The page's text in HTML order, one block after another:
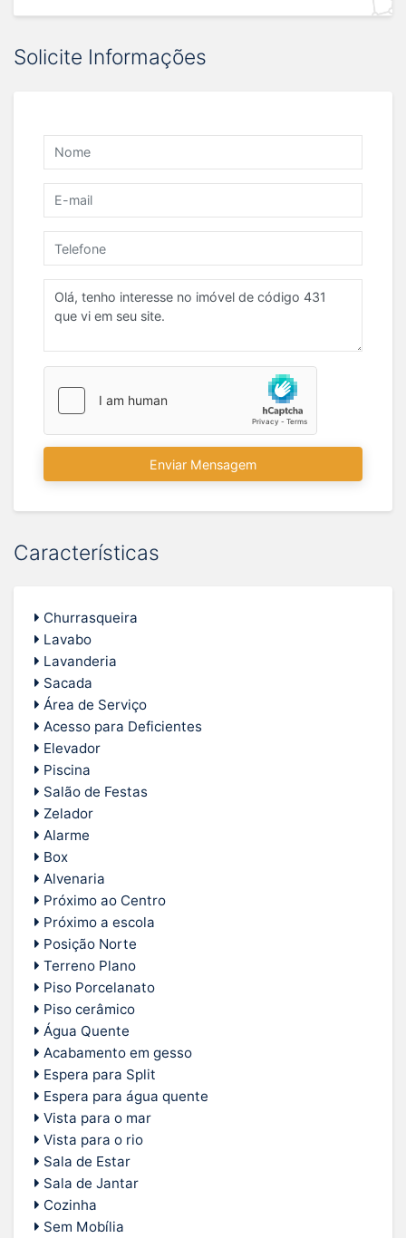
Solicite Informações
Enviar Mensagem
Características
Churrasqueira
Lavabo
Lavanderia
Sacada
Área de Serviço
Acesso para Deficientes
Elevador
Piscina
Salão de Festas
Zelador
Alarme
Box
Alvenaria
Próximo ao Centro
Próximo a escola
Posição Norte
Terreno Plano
Piso Porcelanato
Piso cerâmico
Água Quente
Acabamento em gesso
Espera para Split
Espera para água quente
Vista para o mar
Vista para o rio
Sala de Estar
Sala de Jantar
Cozinha
Sem Mobília